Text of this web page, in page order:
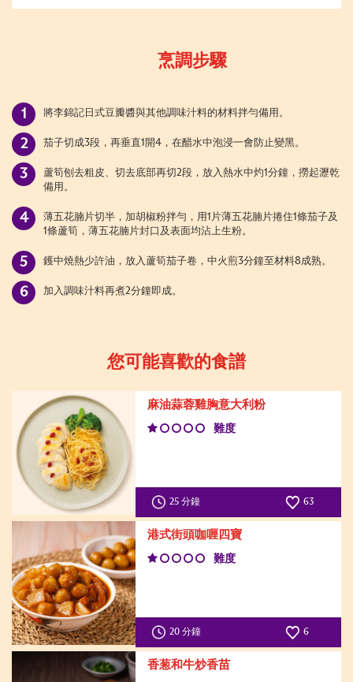
烹調步驟
將李錦記日式豆瓣醬與其他調味汁料的材料拌勻備用。
茄子切成3段，再垂直1開4，在醋水中泡浸一會防止變黑。
蘆筍刨去粗皮、切去底部再切2段，放入熱水中灼1分鐘，撈起瀝乾
備用。
薄五花腩片切半，加胡椒粉拌勻，用1片薄五花腩片捲住1條茄子及
1條蘆筍，薄五花腩片封口及表面均沾上生粉。
鑊中燒熱少許油，放入蘆筍茄子卷，中火煎3分鐘至材料8成熟。
加入調味汁料再煮2分鐘即成。
您可能喜歡的食譜
麻油蒜蓉雞胸意大利粉
難度
25 分鐘 63
港式街頭咖喱四寶
難度
20 分鐘 6
香葱和牛炒香苗